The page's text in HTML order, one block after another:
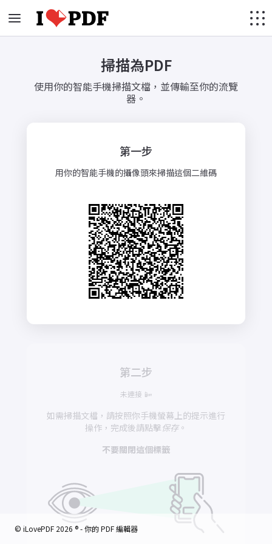
掃描為PDF
使用你的智能手機掃描文檔，並傳輸至你的流覽
器。
第一步
用你的智能手機的攝像頭來掃描這個二維碼
第二步
未連接 📴
如需掃描文檔，請按照你手機螢幕上的提示進行
操作，完成後請點擊保存。
不要關閉這個標籤
© iLovePDF 2026 ® - 你的 PDF 編輯器